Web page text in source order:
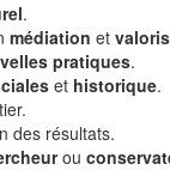
.
médiation et
pratiques.
et historique.
des résultats.
ou